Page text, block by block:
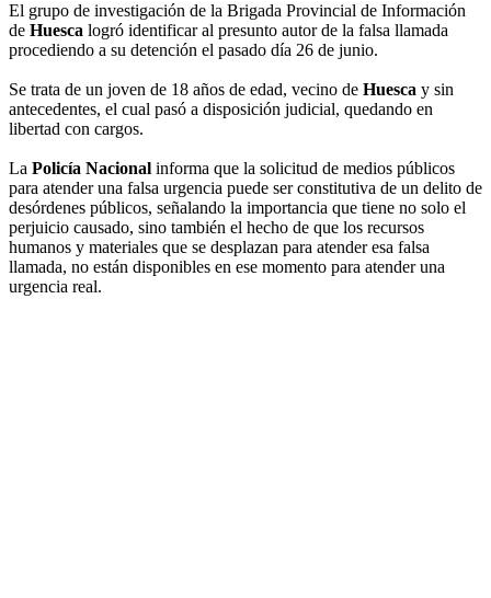
El grupo de investigación de la Brigada Provincial de Información
de Huesca logró identificar al presunto autor de la falsa llamada
procediendo a su detención el pasado día 26 de junio.
Se trata de un joven de 18 años de edad, vecino de Huesca y sin
antecedentes, el cual pasó a disposición judicial, quedando en
libertad con cargos.
La Policía Nacional informa que la solicitud de medios públicos
para atender una falsa urgencia puede ser constitutiva de un delito de
desórdenes públicos, señalando la importancia que tiene no solo el
perjuicio causado, sino también el hecho de que los recursos
humanos y materiales que se desplazan para atender esa falsa
llamada, no están disponibles en ese momento para atender una
urgencia real.